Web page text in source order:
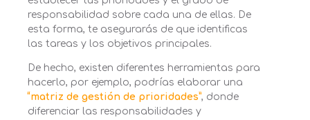
responsabilidad sobre cada una de ellas. De
esta forma, te asegurarás de que identificas
las tareas y los objetivos principales.
De hecho, existen diferentes herramientas para
hacerlo, por ejemplo, podrías elaborar una
“matriz de gestión de prioridades”, donde
diferenciar las responsabilidades y